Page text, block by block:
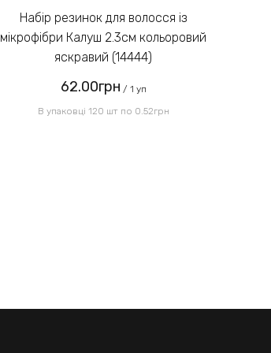
Надіслати
Набір резинок для волосся із
мікрофібри Калуш 2.3см кольоровий
яскравий (14444)
62.00грн / 1 уп
В упаковці 120 шт по 0.52грн